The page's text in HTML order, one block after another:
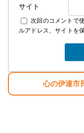
サイト
次回のコメントで
ルアドレス、サイトを
心の伊達